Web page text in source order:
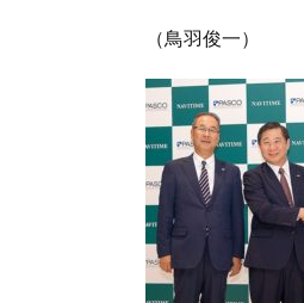
（鳥羽俊一）